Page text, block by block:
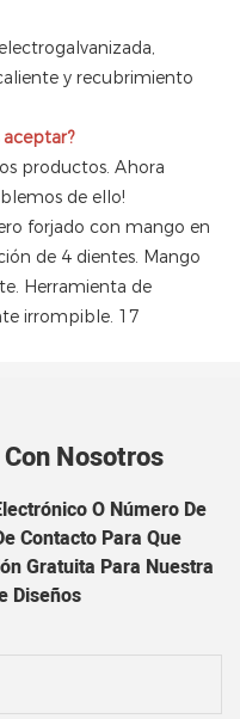
y recubrimiento
aceptar?
productos. Ahora
de ello!
Nosotros
O Número De
Contacto Para Que
Gratuita Para Nuestra
Diseños